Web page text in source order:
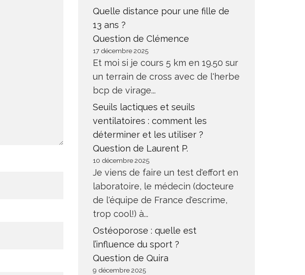
Quelle distance pour une fille de
13 ans ?
Question de Clémence
17 décembre 2025
Et moi si je cours 5 km en 19.50 sur
un terrain de cross avec de l'herbe
bcp de virage...
Seuils lactiques et seuils
ventilatoires : comment les
déterminer et les utiliser ?
Question de Laurent P.
10 décembre 2025
Je viens de faire un test d'effort en
laboratoire, le médecin (docteure
de l'équipe de France d'escrime,
trop cool!) à...
Ostéoporose : quelle est
l’influence du sport ?
Question de Quira
9 décembre 2025